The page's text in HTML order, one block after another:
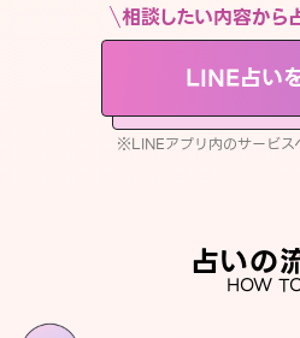
相談したい内容から
LINE占い
※LINEアプリ内のサービス
占いの
HOW